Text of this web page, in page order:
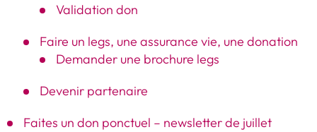
Validation don
Faire un legs, une assurance vie, une donation
Demander une brochure legs
Devenir partenaire
Faites un don ponctuel – newsletter de juillet